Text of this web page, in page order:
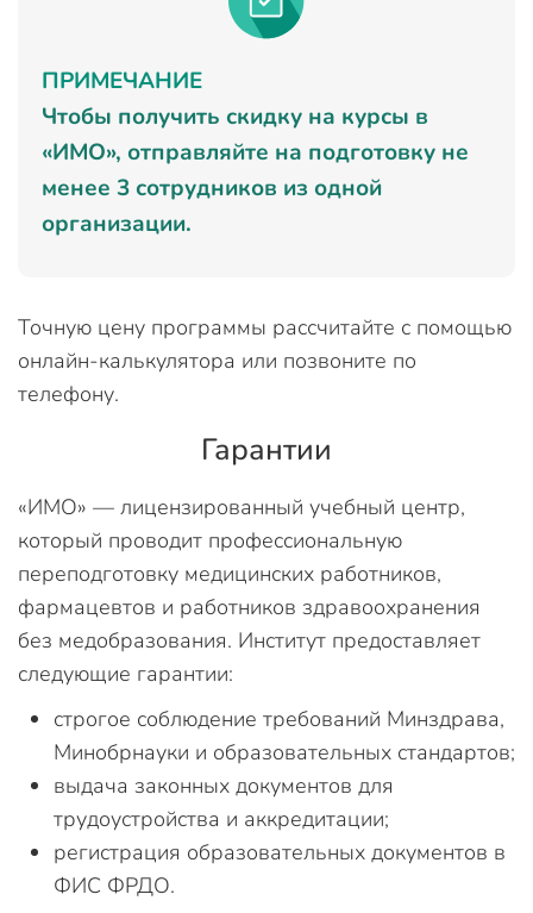
ПРИМЕЧАНИЕ
Чтобы получить скидку на курсы в
«ИМО», отправляйте на подготовку не
менее 3 сотрудников из одной
организации.
Точную цену программы рассчитайте с помощью
онлайн-калькулятора или позвоните по
телефону.
Гарантии
«ИМО» — лицензированный учебный центр,
который проводит профессиональную
переподготовку медицинских работников,
фармацевтов и работников здравоохранения
без медобразования. Институт предоставляет
следующие гарантии:
строгое соблюдение требований Минздрава,
Минобрнауки и образовательных стандартов;
выдача законных документов для
трудоустройства и аккредитации;
регистрация образовательных документов в
ФИС ФРДО.